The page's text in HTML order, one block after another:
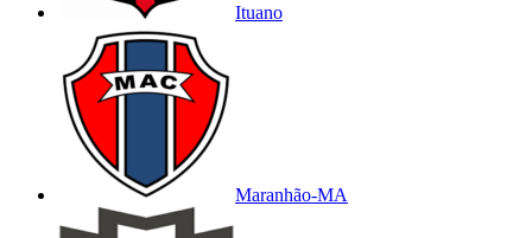
Ituano
Maranhão-MA